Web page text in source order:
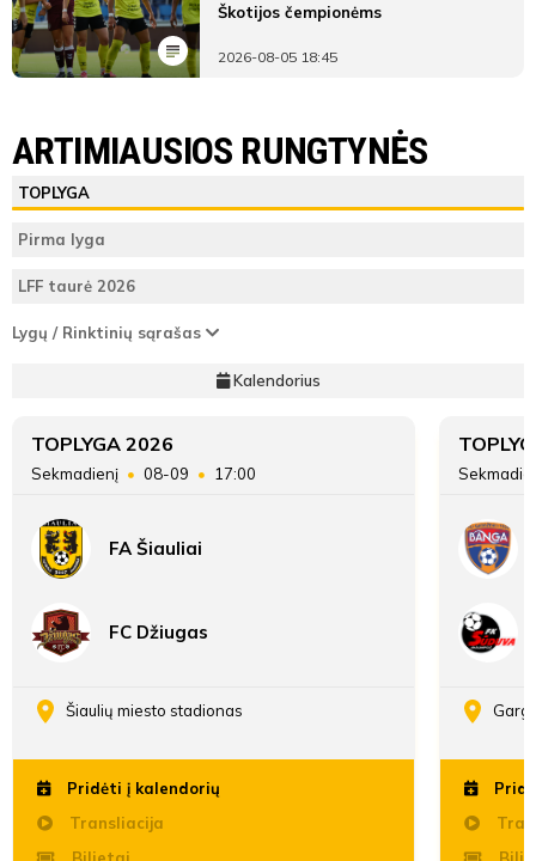
Škotijos čempionėms
2026-08-05 18:45
ARTIMIAUSIOS RUNGTYNĖS
TOPLYGA
Pirma lyga
LFF taurė 2026
Lygų / Rinktinių sąrašas
Kalendorius
TOPLYGA 2026
Sekmadienį 08-09 17:00
FA Šiauliai
FC Džiugas
Šiaulių miesto stadionas
Pridėti į kalendorių
Transliacija